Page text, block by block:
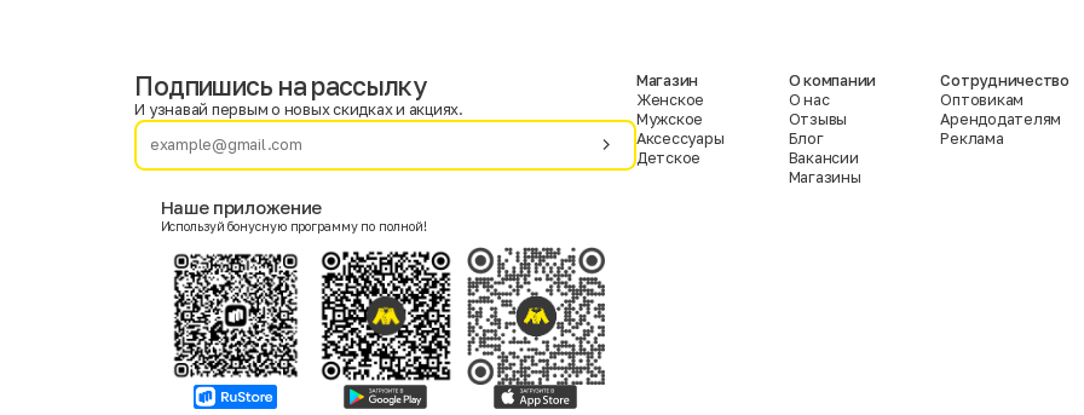
Фамилия
Женский
Согласие на получение чеков по электронной почте
Подпишись на рассылку
И узнавай первым о новых скидках и акциях.
Наше приложение
Используй бонусную программу по полной!
Магазин
Женское
Мужское
Аксессуары
Детское
О компании
О нас
Отзывы
Блог
Вакансии
Магазины
Сотрудничество
Оптовикам
Арендодателям
Реклама